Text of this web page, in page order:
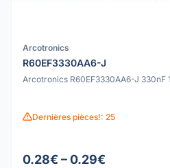
Arcotronics
R60EF3330AA6-J
Arcotronics R60EF3330AA6-J 330nF
Dernières pièces!: 25
0.28€ – 0.29€